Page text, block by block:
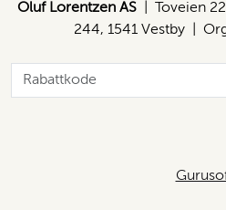
Oluf Lorentzen AS| Toveien
244, 1541 Vestby |